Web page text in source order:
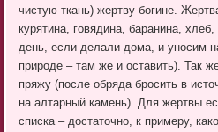
чистую ткань) жертву богине.
курятина, говядина, баранина,
день, если делали дома, и уносим
природе – там же и оставить). Так
пряжу (после обряда бросить в
на алтарный камень). Для жертвы
списка – достаточно, к примеру,